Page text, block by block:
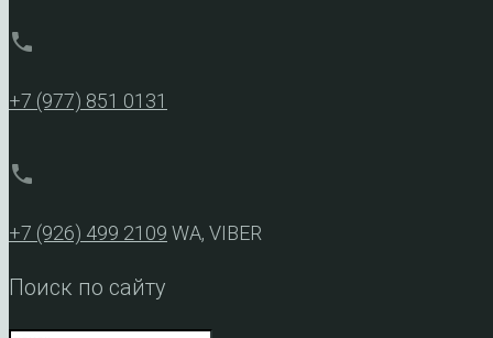
phone
+7 (977) 851 0131
phone
+7 (926) 499 2109 WA, VIBER
Поиск по сайту